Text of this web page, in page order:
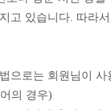
고 있습니다. 따라
으로는 회원님이
의 경우)